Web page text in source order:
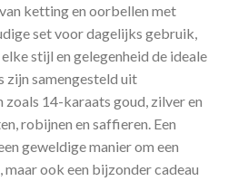
ketting en oorbellen met
set voor dagelijks gebruik,
stijl en gelegenheid de ideale
zijn samengesteld uit
14-karaats goud, zilver en
robijnen en saffieren. Een
geweldige manier om een
ook een bijzonder cadeau